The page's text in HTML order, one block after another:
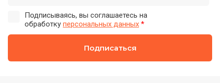
Подписываясь, вы соглашаетесь на
обработку персональных данных *
Подписаться